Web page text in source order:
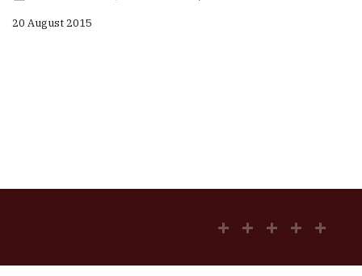
20 August 2015